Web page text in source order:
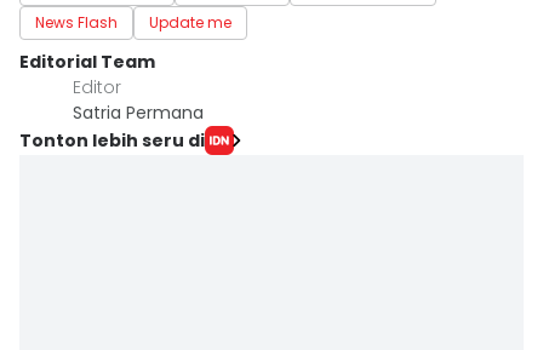
News Flash
Update me
Editorial Team
Editor
Satria Permana
Tonton lebih seru di